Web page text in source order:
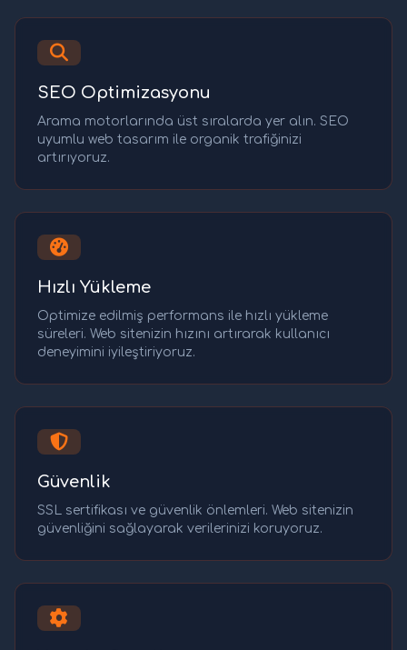
SEO Optimizasyonu
Arama motorlarında üst sıralarda yer alın. SEO
uyumlu web tasarım ile organik trafiğinizi
artırıyoruz.
Hızlı Yükleme
Optimize edilmiş performans ile hızlı yükleme
süreleri. Web sitenizin hızını artırarak kullanıcı
deneyimini iyileştiriyoruz.
Güvenlik
SSL sertifikası ve güvenlik önlemleri. Web sitenizin
güvenliğini sağlayarak verilerinizi koruyoruz.